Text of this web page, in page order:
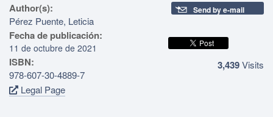
Author(s):
Pérez Puente, Leticia
Fecha de publicación:
11 de octubre de 2021
ISBN:
978-607-30-4889-7
Legal Page
Send by e-mail
3,439Visits